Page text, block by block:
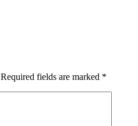
Required fields are marked *